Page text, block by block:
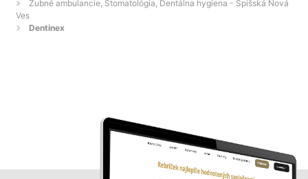
Zubné ambulancie, Stomatológia, Dentálna hygiena - Spišská Nová
Ves
Dentinex